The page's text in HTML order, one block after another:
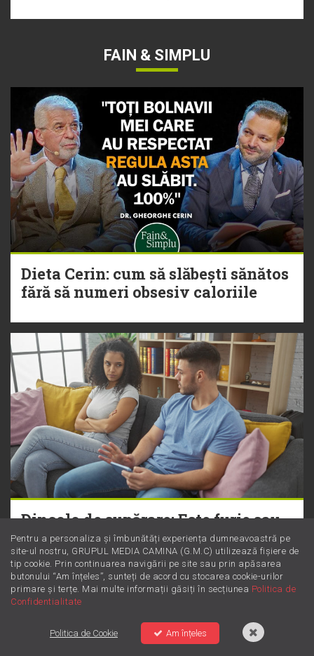
FAIN & SIMPLU
Dieta Cerin: cum să slăbești sănătos
fără să numeri obsesiv caloriile
Dincolo de supărare: Este furie sau
iritare? Învață să le diferențiezi
Pentru a personaliza și îmbunătăți experiența dumneavoastră pe
site-ul nostru, GRUPUL MEDIA CAMINA (G.M.C) utilizează fișiere de
tip cookie. Prin continuarea navigării pe site sau prin apăsarea
butonului “Am înțeles”, sunteți de acord cu stocarea cookie-urilor
primare și terțe. Mai multe informații găsiți în secțiunea Politica de
Confidentialitate
Politica de Cookie Am înțeles